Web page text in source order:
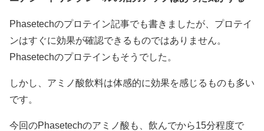
Phasetechのプロテイン記事でも書きましたが、プロテイ
ンはすぐに効果が確認できるものではありません。
Phasetechのプロテインもそうでした。
しかし、アミノ酸飲料は体感的に効果を感じるものも多い
です。
今回のPhasetechのアミノ酸も、飲んでから15分程度で